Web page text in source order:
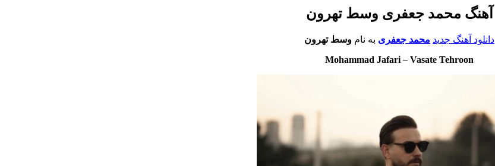
آهنگ محمد جعفری وسط تهرون
دانلود آهنگ جدید محمد جعفری به نام وسط تهرون
Mohammad Jafari – Vasate Tehroon